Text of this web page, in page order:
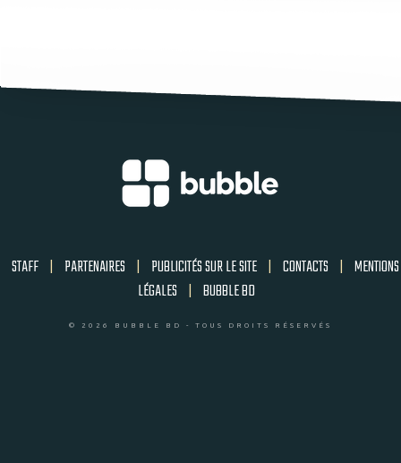
STAFF | PARTENAIRES | PUBLICITÉS SUR LE SITE | CONTACTS | MENTIONS
LÉGALES | BUBBLE BD
© 2026 BUBBLE BD - TOUS DROITS RÉSERVÉS